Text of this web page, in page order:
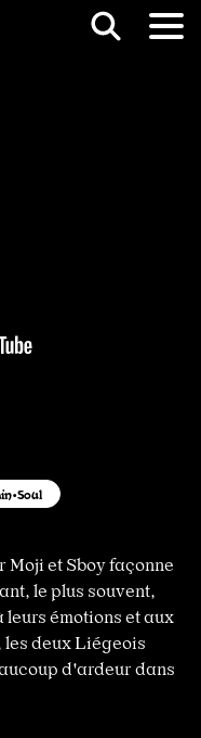
Moji et Sboy façonne
le plus souvent,
leurs émotions et aux
les deux Liégeois
d'ardeur dans